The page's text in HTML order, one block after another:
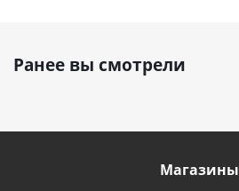
Ранее вы смотрели
Магазины